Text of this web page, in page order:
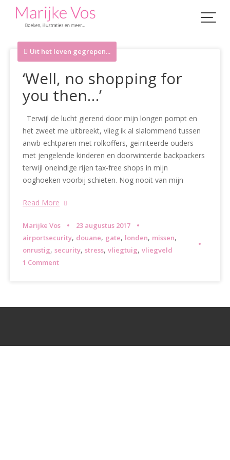
Uit het leven gegrepen...
‘Well, no shopping for
you then…’
Terwijl de lucht gierend door mijn longen pompt en
het zweet me uitbreekt, vlieg ik al slalommend tussen
anwb-echtparen met rolkoffers, geïrriteerde ouders
met jengelende kinderen en doorwinterde backpackers
terwijl oneindige rijen tax-free shops in mijn
ooghoeken voorbij schieten. Nog nooit van mijn
Read More
Marijke Vos
23 augustus 2017
airportsecurity, douane, gate, londen, missen,
onrustig,security,stress,vliegtuig,vliegveld
1 Comment